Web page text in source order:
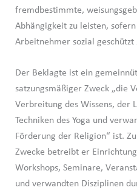
fremdbestimmte,
Abhängigkeit zu leisten,
Arbeitnehmer sozial geschützt
Der Beklagte ist ein
satzungsmäßiger Zweck „die
Verbreitung des Wissens, der
Techniken des Yoga und
Förderung der Religion“ ist.
Zwecke betreibt er
Workshops, Seminare,
und verwandten Disziplinen